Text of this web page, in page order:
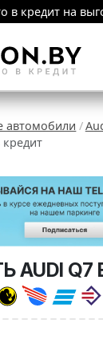
в кредит на
автомобили
AUDI